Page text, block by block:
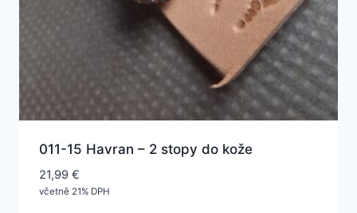
011-15 Havran – 2 stopy do kože
21,99 €
včetně 21% DPH